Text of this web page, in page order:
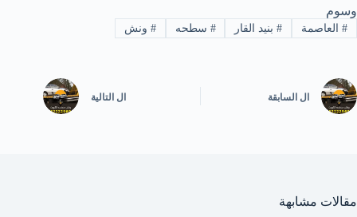
وسوم
#العاصمة #بنيد القار # سطحه # ونش
ال السابقة ال التالية
مقالات مشابهة